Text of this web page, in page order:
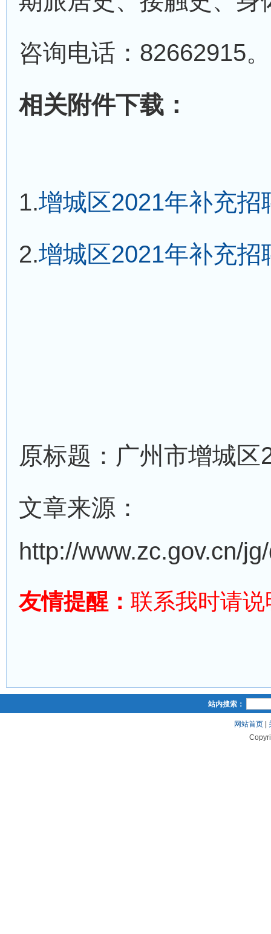
咨询电话：82662915。
相关附件下载：
1.增城区2021年补充
2.增城区2021年补充
原标题：广州市增城
文章来源：
http://www.zc.gov.cn/
友情提醒： 联系我时请
站内搜索：
网站首页